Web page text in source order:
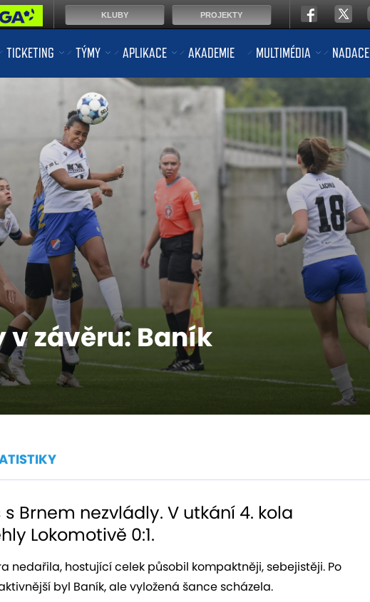
TICKETING TÝMY APLIKACE AKADEMIE MULTIMÉDIA NADACE
v závěru: Baník
Brnem nezvládly. V utkání 4. kola
Lokomotivě 0:1.
nedařila, hostující celek působil kompaktněji, sebejistěji. Po
byl Baník, ale vyložená šance scházela.
KLUBY PROJEKTY